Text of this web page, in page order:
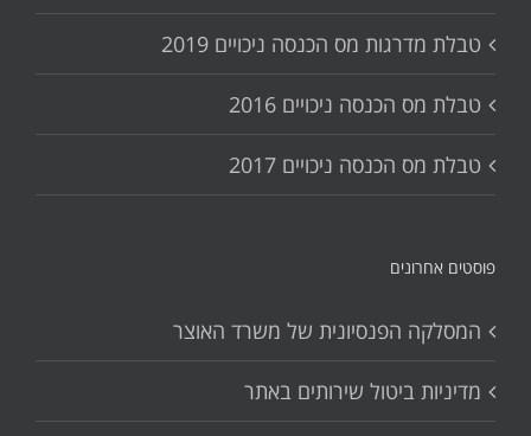
טבלת מדרגות מס הכנסה ניכויים 2019
טבלת מס הכנסה ניכויים 2016
טבלת מס הכנסה ניכויים 2017
פוסטים אחרונים
המסלקה הפנסיונית של משרד האוצר
מדיניות ביטול שירותים באתר